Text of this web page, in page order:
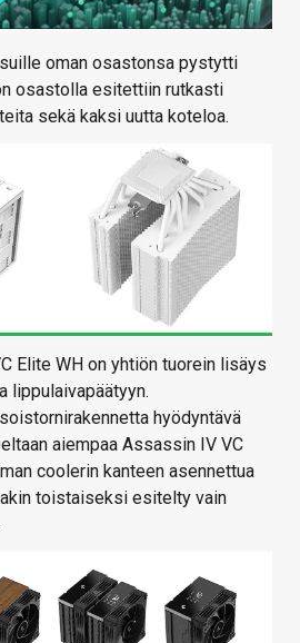
oman osastonsa pystytti
osastolla esitettiin rutkasti
sekä kaksi uutta koteloa.
Elite WH on yhtiön tuorein lisäys
lippulaivapäätyyn.
hyödyntävä
aiempaa Assassin IV VC
coolerin kanteen asennettua
toistaiseksi esitelty vain